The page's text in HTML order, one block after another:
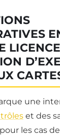
une
et des
les cas